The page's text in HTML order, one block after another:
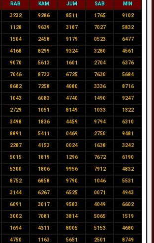
RAB KAM JUM SAB MIN
3232 9286 8511 1765 9102
1128 9639 3187 7027 5832
1504 2458 9179 0523 6477
4168 8299 9324 3280 4561
9070 5613 1601 2704 6376
7046 8733 6725 7630 5684
8682 7258 4080 3336 8716
1043 6083 4740 1490 9247
2729 1051 8149 1033 1322
3498 1836 4459 9794 6310
8891 5411 0469 2750 9481
2287 4153 0024 1638 3242
5015 1819 1296 7672 6190
5300 1806 9956 7912 4832
8752 6858 9790 1046 5531
3144 6267 6525 0071 4943
6091 3017 9583 4049 6602
3002 7081 3814 5065 1519
1694 4311 8005 5153 4680
4750 1163 5651 2501 8749